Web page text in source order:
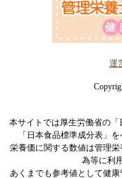
運
本サイトでは厚生労働省の
「日本食品標準成分表」
栄養価に関する数値は管理
為等に利
あくまでも参考値として健